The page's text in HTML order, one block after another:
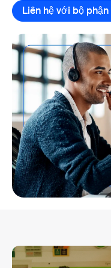
Liên hệ với bộ